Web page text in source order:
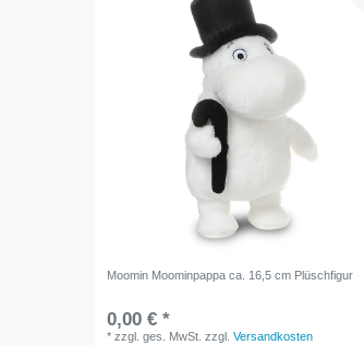
Moomin Moominpappa ca. 16,5 cm Plüschfigur
0,00 € *
*zzgl. ges. MwSt. zzgl.Versandkosten